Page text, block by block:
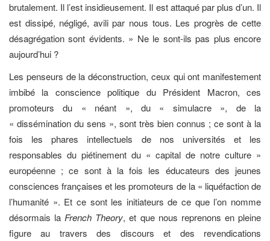
brutalement. Il l’est insidieusement. Il est attaqué par plus d’un. Il
est dissipé, négligé, avili par nous tous. Les progrès de cette
désagrégation sont évidents. » Ne le sont-ils pas plus encore
aujourd’hui ?
Les penseurs de la déconstruction, ceux qui ont manifestement
imbibé la conscience politique du Président Macron, ces
promoteurs du « néant », du « simulacre », de la
« dissémination du sens », sont très bien connus ; ce sont à la
fois les phares intellectuels de nos universités et les
responsables du piétinement du « capital de notre culture »
européenne ; ce sont à la fois les éducateurs des jeunes
consciences françaises et les promoteurs de la « liquéfaction de
l’humanité ». Et ce sont les initiateurs de ce que l’on nomme
désormais la French Theory, et que nous reprenons en pleine
figure au travers des discours et des revendications